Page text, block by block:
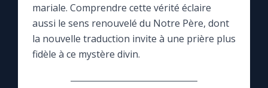
Questions-réponses
mariale. Comprendre cette vérité éclaire
aussi le sens renouvelé du Notre Père, dont
la nouvelle traduction invite à une prière plus
fidèle à ce mystère divin.